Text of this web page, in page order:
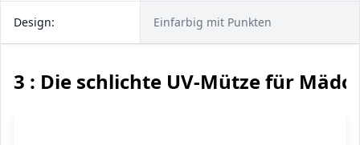
Design: Einfarbig mit Punkten
3 : Die schlichte UV-Mütze für